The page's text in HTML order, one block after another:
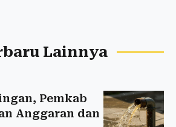
Lainnya
Pemkab
Anggaran dan